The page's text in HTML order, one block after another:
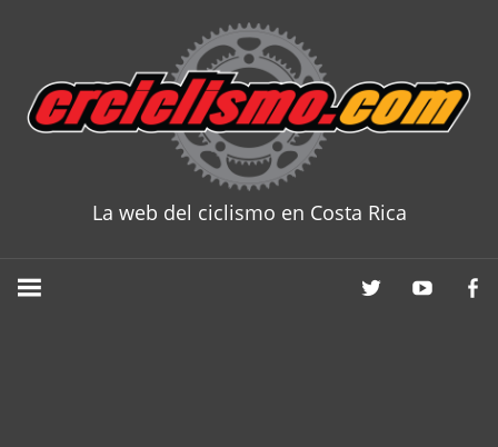
content
La web del ciclismo en Costa Rica